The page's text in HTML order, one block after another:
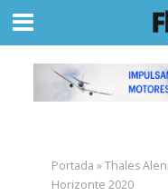
Portada »Thales
Horizonte 2020